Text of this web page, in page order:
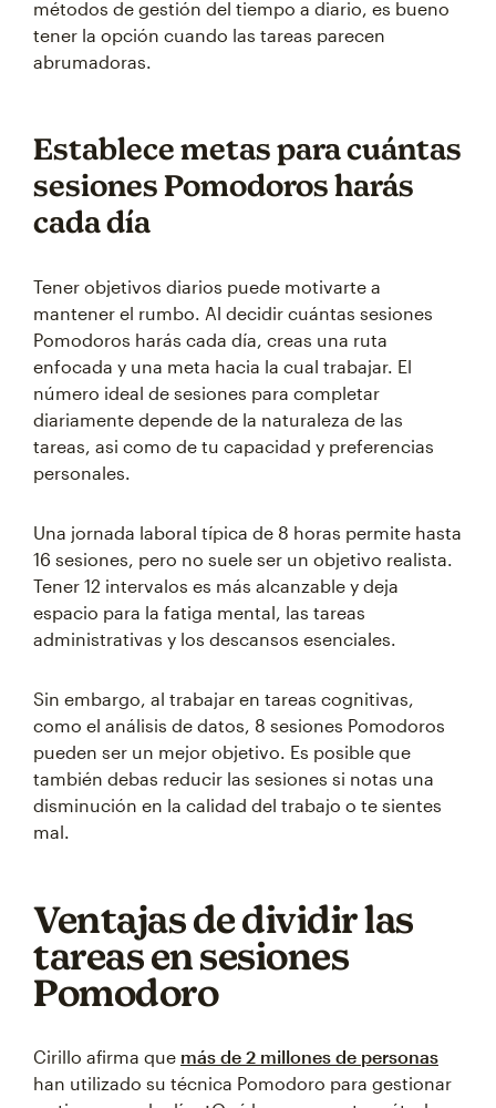
métodos de gestión del tiempo a diario, es bueno
tener la opción cuando las tareas parecen
abrumadoras.
Establece metas para cuántas
sesiones Pomodoros harás
cada día
Tener objetivos diarios puede motivarte a
mantener el rumbo. Al decidir cuántas sesiones
Pomodoros harás cada día, creas una ruta
enfocada y una meta hacia la cual trabajar. El
número ideal de sesiones para completar
diariamente depende de la naturaleza de las
tareas, asi como de tu capacidad y preferencias
personales.
Una jornada laboral típica de 8 horas permite hasta
16 sesiones, pero no suele ser un objetivo realista.
Tener 12 intervalos es más alcanzable y deja
espacio para la fatiga mental, las tareas
administrativas y los descansos esenciales.
Sin embargo, al trabajar en tareas cognitivas,
como el análisis de datos, 8 sesiones Pomodoros
pueden ser un mejor objetivo. Es posible que
también debas reducir las sesiones si notas una
disminución en la calidad del trabajo o te sientes
mal.
Ventajas de dividir las
tareas en sesiones
Pomodoro
Cirillo afirma que más de 2 millones de personas
han utilizado su técnica Pomodoro para gestionar